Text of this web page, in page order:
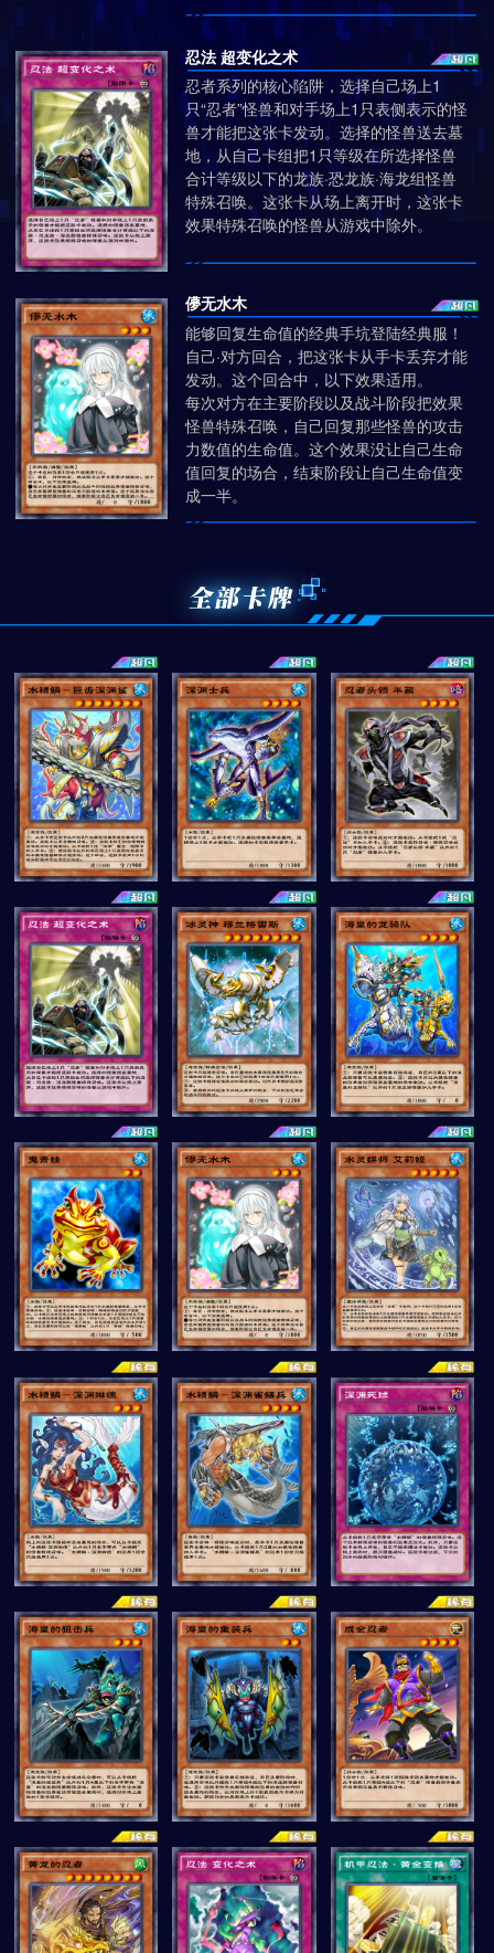
忍法 超变化之术
忍者系列的核心陷阱，选择自己场上1
只“忍者”怪兽和对手场上1只表侧表示的怪
兽才能把这张卡发动。选择的怪兽送去墓
地，从自己卡组把1只等级在所选择怪兽
合计等级以下的龙族·恐龙族·海龙组怪兽
特殊召唤。这张卡从场上离开​时​，这张卡
效果特殊召唤的怪兽从游戏中除外。
儚无水木
能够回复生命值的经典手坑登陆经典服！
自己·对方回合，把这张卡从手卡丢弃才能
发动。这个回合中，以下效果适用。
每次对方在主要阶段以及战斗阶段把效果
怪兽特殊召唤，自己回复那些怪兽的攻击
力数值的生命值。这个效果没让自己生命
值回复的场合，结束阶段让自己生命值变
成一半。